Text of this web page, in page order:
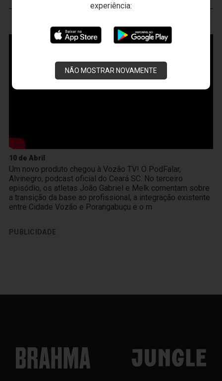
experiência:
NÃO MOSTRAR NOVAMENTE
VOZÃOTV
10 de Abril
Um novo produto chegou à Vozão TV! O PodFalar,
Alvinegro, podcast oficial do Ceará SC. No terceiro
episódio, os atletas João Gabriel e Melk comentam sobre
a transição da base ao profissional, a integração existente
entre Cidade Vozão e Porangabuçu e o m
PUBLICIDADE